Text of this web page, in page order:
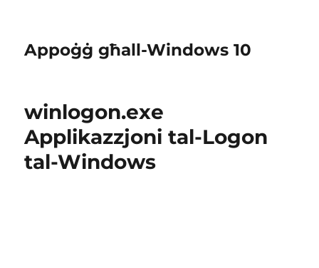
Appoġġ għall-Windows 10
winlogon.exe
Applikazzjoni tal-Logon
tal-Windows